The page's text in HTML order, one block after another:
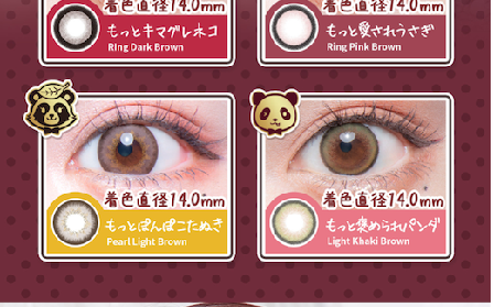
ご利用ありがとうございました。
次回のご利用をお待ちしております。